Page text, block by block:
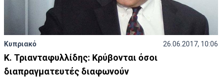
Κυπριακό 26.06.2017, 10:06
Κ. Τριανταφυλλίδης: Κρύβονται όσοι
διαπραγματευτές διαφωνούν